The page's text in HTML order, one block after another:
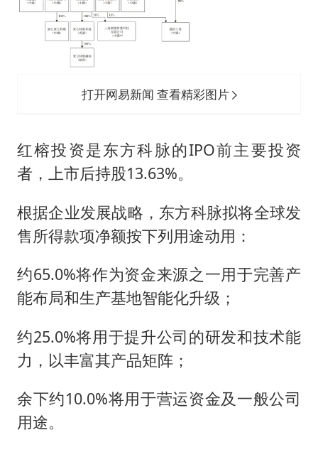
打开网易新闻 查看精彩图片
红榕投资是东方科脉的IPO前主要投资
者，上市后持股13.63%。
根据企业发展战略，东方科脉拟将全球发
售所得款项净额按下列用途动用：
约65.0%将作为资金来源之一用于完善产
能布局和生产基地智能化升级；
约25.0%将用于提升公司的研发和技术能
力，以丰富其产品矩阵；
余下约10.0%将用于营运资金及一般公司
用途。